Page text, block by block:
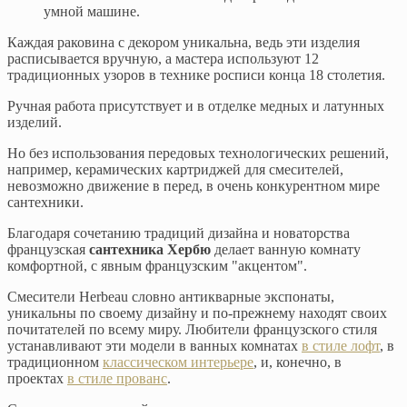
умной машине.
Каждая раковина с декором уникальна, ведь эти изделия
расписывается вручную, а мастера используют 12
традиционных узоров в технике росписи конца 18 столетия.
Ручная работа присутствует и в отделке медных и латунных
изделий.
Но без использования передовых технологических решений,
например, керамических картриджей для смесителей,
невозможно движение в перед, в очень конкурентном мире
сантехники.
Благодаря сочетанию традиций дизайна и новаторства
французская сантехника Хербю делает ванную комнату
комфортной, с явным французским "акцентом".
Смесители Herbeau словно антикварные экспонаты,
уникальны по своему дизайну и по-прежнему находят своих
почитателей по всему миру. Любители французского стиля
устанавливают эти модели в ванных комнатах в стиле лофт, в
традиционном классическом интерьере, и, конечно, в
проектах в стиле прованс.